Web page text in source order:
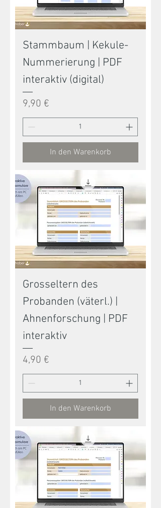
Stammbaum | Kekule-
Nummerierung | PDF
interaktiv (digital)
Preis
9,90 €
In den Warenkorb
Grosseltern des
Probanden (väterl.) |
Ahnenforschung | PDF
interaktiv
Preis
4,90 €
In den Warenkorb